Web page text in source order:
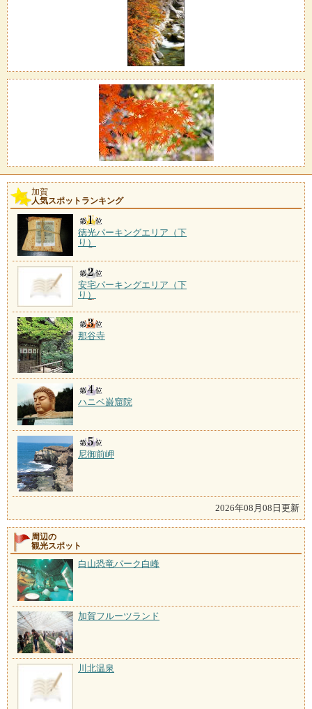
加賀
人気スポットランキング
徳光パーキングエリア（下
り）
安宅パーキングエリア（下
り）
那谷寺
ハニベ巌窟院
尼御前岬
2026年08月08日更新
周辺の
観光スポット
白山恐竜パーク白峰
加賀フルーツランド
川北温泉